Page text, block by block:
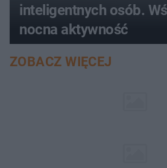
inteligentnych osób.
nocna aktywność
ZOBACZ WIĘCEJ